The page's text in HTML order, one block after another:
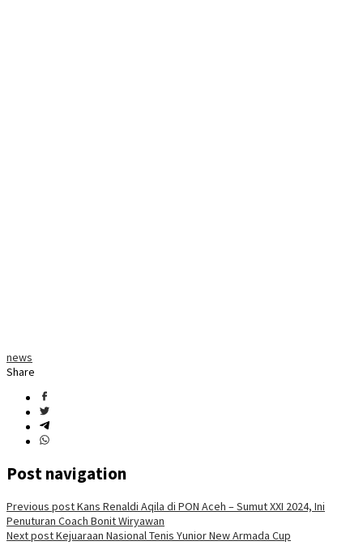
news
Share
Post navigation
Previous postKans Renaldi Aqila di PON Aceh – Sumut XXI 2024, Ini
Penuturan Coach Bonit Wiryawan
Next postKejuaraan Nasional Tenis Yunior New Armada Cup